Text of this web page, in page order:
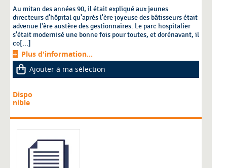
Au mitan des années 90, il était expliqué aux jeunes
directeurs d'hôpital qu'après l'ère joyeuse des bâtisseurs était
advenue l'ère austère des gestionnaires. Le parc hospitalier
s'était modernisé une bonne fois pour toutes, et dorénavant, il
co[...]
Plus d'information...
Ajouter à ma sélection
Dispo
nible